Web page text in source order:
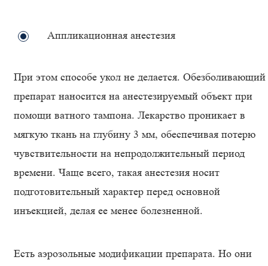
Аппликационная анестезия
При этом способе укол не делается. Обезболивающий
препарат наносится на анестезируемый объект при
помощи ватного тампона. Лекарство проникает в
мягкую ткань на глубину 3 мм, обеспечивая потерю
чувствительности на непродолжительный период
времени. Чаще всего, такая анестезия носит
подготовительный характер перед основной
инъекцией, делая ее менее болезненной.
Есть аэрозольные модификации препарата. Но они